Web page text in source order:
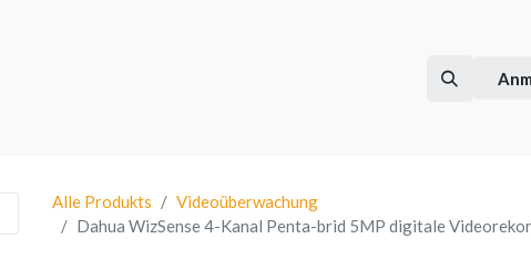
Alle Produkts
Videoüberwachung
Dahua WizSense 4-Kanal Penta-brid 5MP digitale